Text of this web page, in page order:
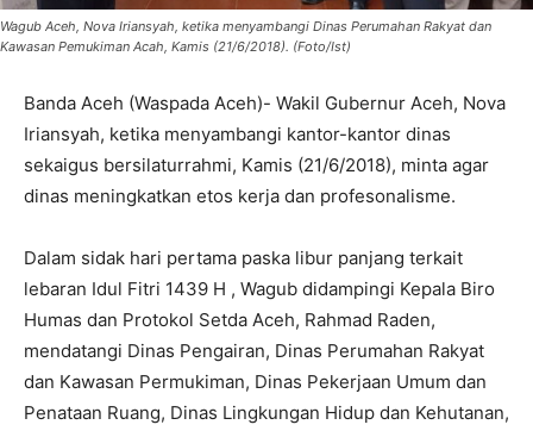
Wagub Aceh, Nova Iriansyah, ketika menyambangi Dinas Perumahan Rakyat dan
Kawasan Pemukiman Acah, Kamis (21/6/2018). (Foto/Ist)
Banda Aceh (Waspada Aceh)- Wakil Gubernur Aceh, Nova
Iriansyah, ketika menyambangi kantor-kantor dinas
sekaigus bersilaturrahmi, Kamis (21/6/2018), minta agar
dinas meningkatkan etos kerja dan profesonalisme.
Dalam sidak hari pertama paska libur panjang terkait
lebaran Idul Fitri 1439 H , Wagub didampingi Kepala Biro
Humas dan Protokol Setda Aceh, Rahmad Raden,
mendatangi Dinas Pengairan, Dinas Perumahan Rakyat
dan Kawasan Permukiman, Dinas Pekerjaan Umum dan
Penataan Ruang, Dinas Lingkungan Hidup dan Kehutanan,